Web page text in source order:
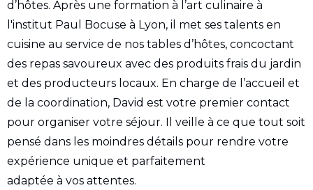
d’hôtes. Après une formation à l’art culinaire à
l'institut Paul Bocuse à Lyon, il met ses talents en
cuisine au service de nos tables d’hôtes, concoctant
des repas savoureux avec des produits frais du jardin
et des producteurs locaux. En charge de l’accueil et
de la coordination, David est votre premier contact
pour organiser votre séjour. Il veille à ce que tout soit
pensé dans les moindres détails pour rendre votre
expérience unique et parfaitement
adaptée à vos attentes.